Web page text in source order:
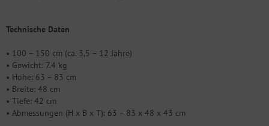
Technische Daten
• 100 – 150 cm (ca. 3,5 – 12 Jahre)
• Gewicht: 7.4 kg
• Höhe: 63 – 83 cm
• Breite: 48 cm
• Tiefe: 42 cm
• Abmessungen (H x B x T): 63 – 83 x 48 x 43 cm